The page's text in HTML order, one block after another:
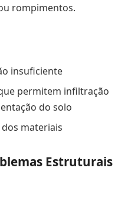
rompimentos.
insuficiente
permitem infiltração
do solo
materiais
Estruturais